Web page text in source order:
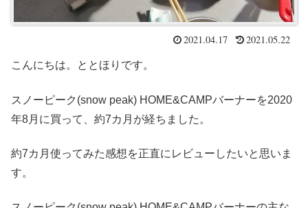
2021.04.17 2021.05.22
こんにちは。ととほりです。
スノーピーク(snow peak) HOME&CAMPバーナーを2020
年8月に買って、約7カ月が経ちました。
約7カ月使ってみた感想を正直にレビューしたいと思いま
す。